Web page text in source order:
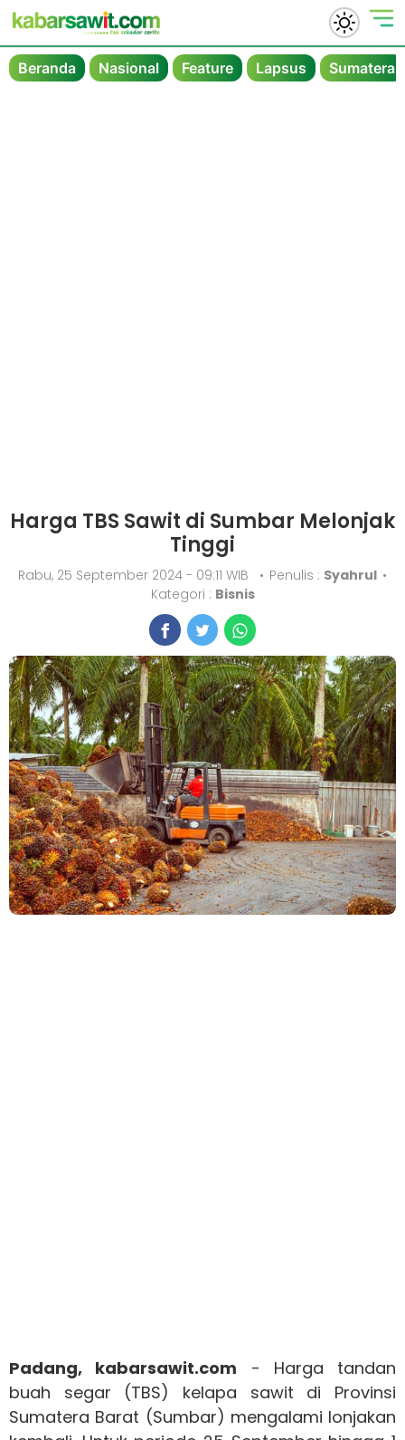
Beranda Nasional Feature Lapsus Sumatera
Harga TBS Sawit di Sumbar Melonjak
Tinggi
Rabu, 25 September 2024 - 09:11 WIB • Penulis : Syahrul •
Kategori : Bisnis
Padang, kabarsawit.com - Harga tandan
buah segar (TBS) kelapa sawit di Provinsi
Sumatera Barat (Sumbar) mengalami lonjakan